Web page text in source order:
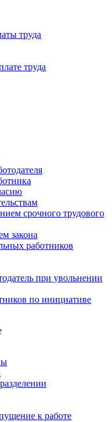
труда
труда
срочного трудового
закона
работников
при увольнении
по инициативе
к работе